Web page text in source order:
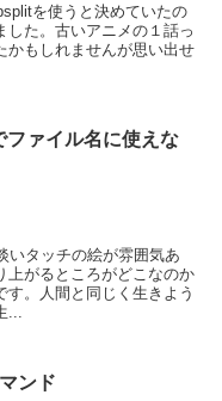
を使うと決めていたの
た。古いアニメの１話っ
かもしれませんが思い出せ
ァイル名に使えな
いタッチの絵が雰囲気あ
上がるところがどこなのか
。人間と同じく生きよう
...
ンド